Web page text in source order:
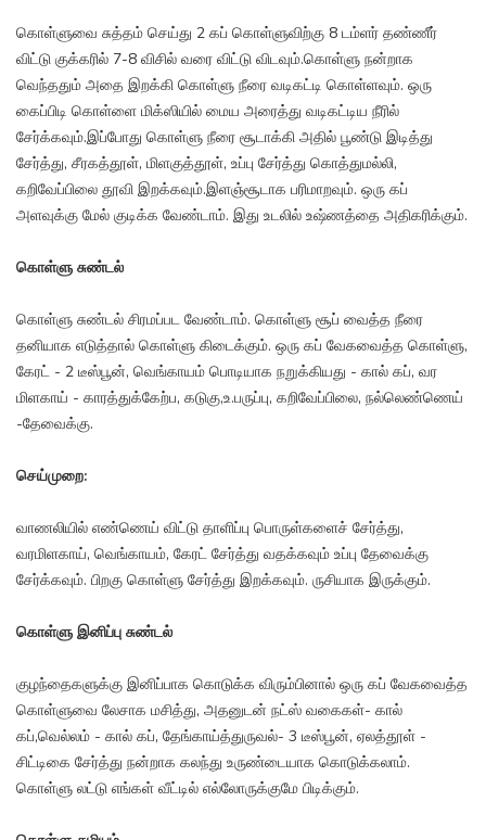
கொள்ளுவை சுத்தம் செய்து 2 கப் கொள்ளுவிற்கு 8 டம்ளர் தண்ணீர்
விட்டு குக்கரில் 7-8 விசில் வரை விட்டு விடவும்.கொள்ளு நன்றாக
வெந்ததும் அதை இறக்கி கொள்ளு நீரை வடிகட்டி கொள்ளவும். ஒரு
கைப்பிடி கொள்ளை மிக்ஸியில் மைய அரைத்து வடிகட்டிய நீரில்
சேர்க்கவும்.இப்போது கொள்ளு நீரை சூடாக்கி அதில் பூண்டு இடித்து
சேர்த்து, சீரகத்தூள், மிளகுத்தூள், உப்பு சேர்த்து கொத்துமல்லி,
கறிவேப்பிலை தூவி இறக்கவும்.இளஞ்சூடாக பரிமாறவும். ஒரு கப்
அளவுக்கு மேல் குடிக்க வேண்டாம். இது உடலில் உஷ்ணத்தை அதிகரிக்கும்.
கொள்ளு சுண்டல்
கொள்ளு சுண்டல் சிரமப்பட வேண்டாம். கொள்ளு சூப் வைத்த நீரை
தனியாக எடுத்தால் கொள்ளு கிடைக்கும். ஒரு கப் வேகவைத்த கொள்ளு,
கேரட் - 2 டீஸ்பூன், வெங்காயம் பொடியாக நறுக்கியது - கால் கப், வர
மிளகாய் - காரத்துக்கேற்ப, கடுகு,உ.பருப்பு, கறிவேப்பிலை, நல்லெண்ணெய்
-தேவைக்கு.
செய்முறை:
வாணலியில் எண்ணெய் விட்டு தாளிப்பு பொருள்களைச் சேர்த்து,
வரமிளகாய், வெங்காயம், கேரட் சேர்த்து வதக்கவும் உப்பு தேவைக்கு
சேர்க்கவும். பிறகு கொள்ளு சேர்த்து இறக்கவும். ருசியாக இருக்கும்.
கொள்ளு இனிப்பு சுண்டல்
குழந்தைகளுக்கு இனிப்பாக கொடுக்க விரும்பினால் ஒரு கப் வேகவைத்த
கொள்ளுவை லேசாக மசித்து, அதனுடன் நட்ஸ் வகைகள்- கால்
கப்,வெல்லம் - கால் கப், தேங்காய்த்துருவல்- 3 டீஸ்பூன், ஏலத்தூள் -
சிட்டிகை சேர்த்து நன்றாக கலந்து உருண்டையாக கொடுக்கலாம்.
கொள்ளு லட்டு எங்கள் வீட்டில் எல்லோருக்குமே பிடிக்கும்.